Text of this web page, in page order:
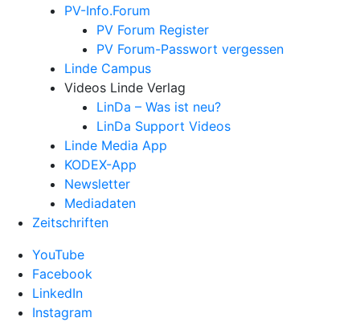
PV-Info.Forum
PV Forum Register
PV Forum-Passwort vergessen
Linde Campus
Videos Linde Verlag
LinDa – Was ist neu?
LinDa Support Videos
Linde Media App
KODEX-App
Newsletter
Mediadaten
Zeitschriften
YouTube
Facebook
LinkedIn
Instagram